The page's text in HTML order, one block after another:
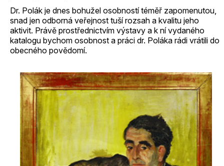
Dr. Polák je dnes bohužel osobností téměř zapomenutou,
snad jen odborná veřejnost tuší rozsah a kvalitu jeho
aktivit. Právě prostřednictvím výstavy a k ní vydaného
katalogu bychom osobnost a práci dr. Poláka rádi vrátili do
obecného povědomí.